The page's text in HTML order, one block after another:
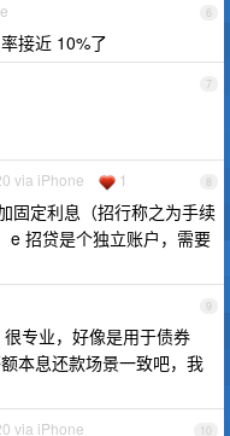
6
接近 10%了
7
8
via iPhone 1
固定利息（招行称之为手续
e 招贷是个独立账户，需要
9
很专业，好像是用于债券
本息还款场景一致吧，我
10
via iPhone